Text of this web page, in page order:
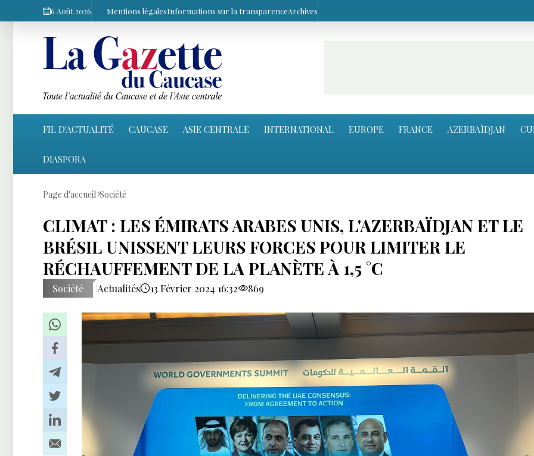
6 Août 2026 Mentions légalesInformations sur la transparenceArchives
FIL D'ACTUALITÉ CAUCASE ASIE CENTRALE INTERNATIONAL EUROPE FRANCE AZERBAÏDJAN
DIASPORA
Page d'accueil Société
CLIMAT : LES ÉMIRATS ARABES UNIS, L'AZERBAÏDJAN ET LE
BRÉSIL UNISSENT LEURS FORCES POUR LIMITER LE
RÉCHAUFFEMENT DE LA PLANÈTE À 1,5 °C
Société Actualités 13 Février 2024 16:32 869